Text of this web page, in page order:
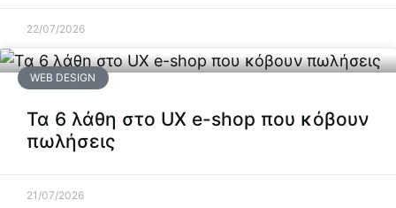
22/07/2026
WEB DESIGN
Τα 6 λάθη στο UX e-shop που κόβουν
πωλήσεις
21/07/2026